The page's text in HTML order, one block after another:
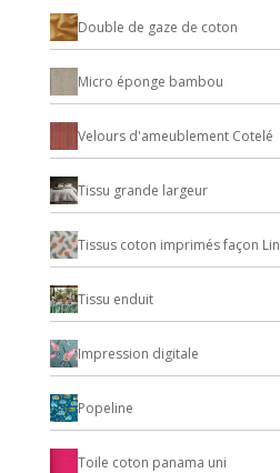
Double de gaze de coton
Micro éponge bambou
Velours d'ameublement Cotelé
Tissu grande largeur
Tissus coton imprimés façon Lin
Tissu enduit
Impression digitale
Popeline
Toile coton panama uni